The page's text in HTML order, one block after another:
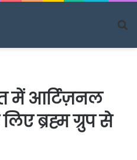
में आर्टिज़नल
ब्रह्म ग्रुप से